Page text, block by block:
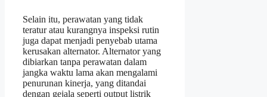
Selain itu, perawatan yang tidak
teratur atau kurangnya inspeksi rutin
juga dapat menjadi penyebab utama
kerusakan alternator. Alternator yang
dibiarkan tanpa perawatan dalam
jangka waktu lama akan mengalami
penurunan kinerja, yang ditandai
dengan gejala seperti output listrik